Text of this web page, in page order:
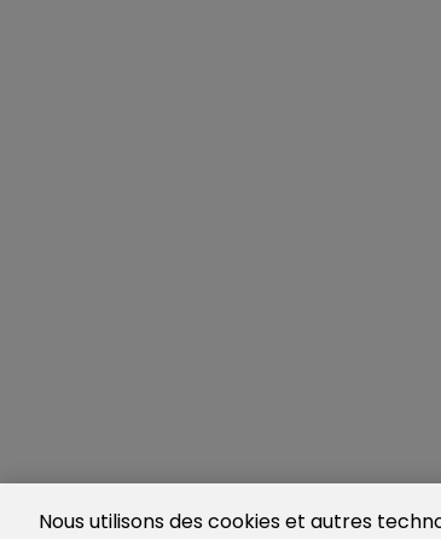
Nous utilisons des cookies et autres